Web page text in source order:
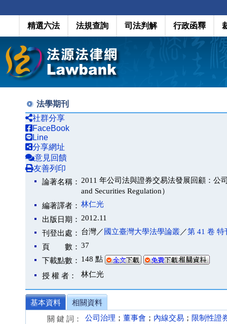
精選六法 法規查詢 司法判解 行政函釋
法學期刊
社群分享
FaceBook
Line
分享網址
意見回饋
友善列印
論著名稱： 2011 年公司法與證券交易法發展回顧：公
and Securities Regulation）
編著譯者： 林仁光
出版日期： 2012.11
刊登出處： 台灣／ 國立臺灣大學法學論叢／第 41 卷 特
頁 數： 37
下載點數： 148 點
授 權 者： 林仁光
基本資料
相關資料
關 鍵 詞：
公司治理 ； 董事會 ； 內線交易 ； 限制性證